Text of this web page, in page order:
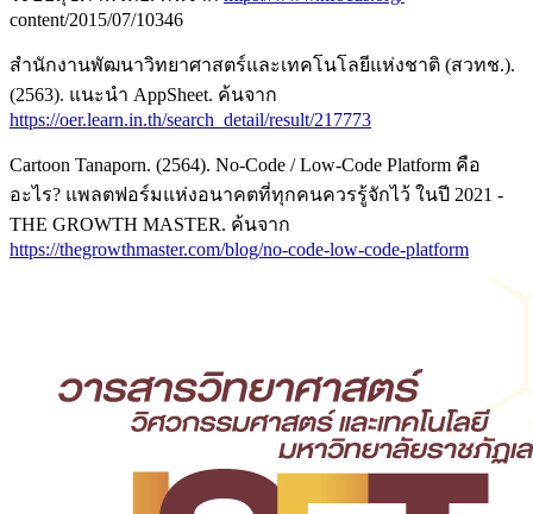
content/2015/07/10346
สำนักงานพัฒนาวิทยาศาสตร์และเทคโนโลยีแห่งชาติ (สวทช.).
(2563). แนะนำ AppSheet. ค้นจาก
https://oer.learn.in.th/search_detail/result/217773
Cartoon Tanaporn. (2564). No-Code / Low-Code Platform คือ
อะไร? แพลตฟอร์มแห่งอนาคตที่ทุกคนควรรู้จักไว้ ในปี 2021 -
THE GROWTH MASTER. ค้นจาก
https://thegrowthmaster.com/blog/no-code-low-code-platform